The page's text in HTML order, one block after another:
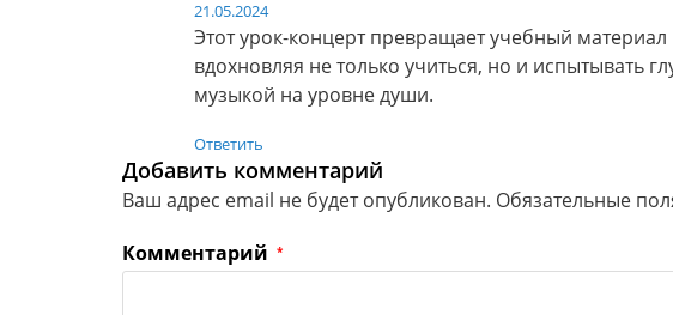
21.05.2024
Этот урок-концерт превращает учебный
вдохновляя не только учиться, но и испытывать
музыкой на уровне души.
Ответить
Добавить комментарий
Ваш адрес email не будет опубликован. Обязательные
Комментарий *